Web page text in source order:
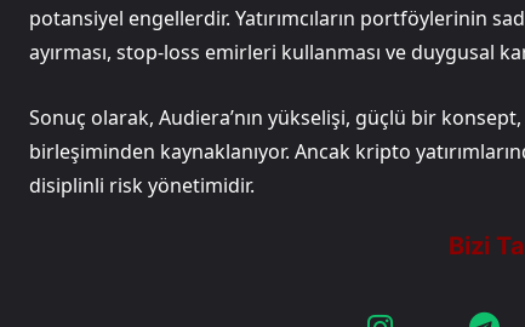
potansiyel engellerdir. Yatırımcıların portföylerinin
ayırması, stop-loss emirleri kullanması ve duygusal
Sonuç olarak, Audiera’nın yükselişi, güçlü bir
birleşiminden kaynaklanıyor. Ancak kripto
disiplinli risk yönetimidir.​​​​​​​​​​​​​​​​